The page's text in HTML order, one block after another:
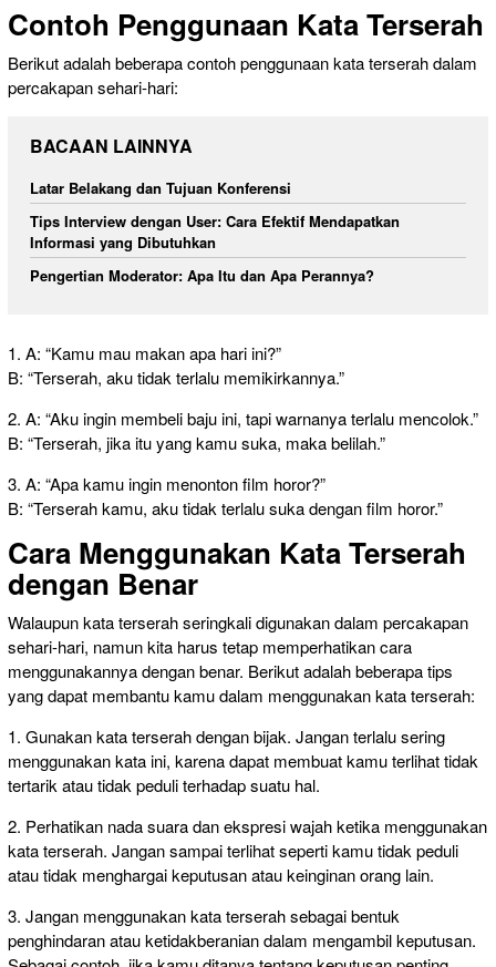
Contoh Penggunaan Kata Terserah
Berikut adalah beberapa contoh penggunaan kata terserah dalam
percakapan sehari-hari:
BACAAN LAINNYA
Latar Belakang dan Tujuan Konferensi
Tips Interview dengan User: Cara Efektif Mendapatkan
Informasi yang Dibutuhkan
Pengertian Moderator: Apa Itu dan Apa Perannya?
1. A: “Kamu mau makan apa hari ini?”
B: “Terserah, aku tidak terlalu memikirkannya.”
2. A: “Aku ingin membeli baju ini, tapi warnanya terlalu mencolok.”
B: “Terserah, jika itu yang kamu suka, maka belilah.”
3. A: “Apa kamu ingin menonton film horor?”
B: “Terserah kamu, aku tidak terlalu suka dengan film horor.”
Cara Menggunakan Kata Terserah
dengan Benar
Walaupun kata terserah seringkali digunakan dalam percakapan
sehari-hari, namun kita harus tetap memperhatikan cara
menggunakannya dengan benar. Berikut adalah beberapa tips
yang dapat membantu kamu dalam menggunakan kata terserah:
1. Gunakan kata terserah dengan bijak. Jangan terlalu sering
menggunakan kata ini, karena dapat membuat kamu terlihat tidak
tertarik atau tidak peduli terhadap suatu hal.
2. Perhatikan nada suara dan ekspresi wajah ketika menggunakan
kata terserah. Jangan sampai terlihat seperti kamu tidak peduli
atau tidak menghargai keputusan atau keinginan orang lain.
3. Jangan menggunakan kata terserah sebagai bentuk
penghindaran atau ketidakberanian dalam mengambil keputusan.